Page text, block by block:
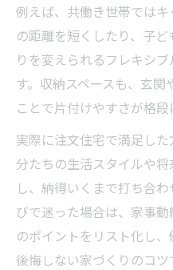
室内空間にナチ
コツ
モダン住宅で快
注文住宅の内装
快適さとデザイン性
生活動線とデザ
の秘訣
例えば、共働き世帯では
の距離を短くしたり、子
りを変えられるフレキシ
す。収納スペースも、玄
ことで片付けやすさが格段
実際に注文住宅で満足し
分たちの生活スタイルや
し、納得いくまで打ち合
びで迷った場合は、家事
のポイントをリスト化し
後悔しない家づくりのコツ